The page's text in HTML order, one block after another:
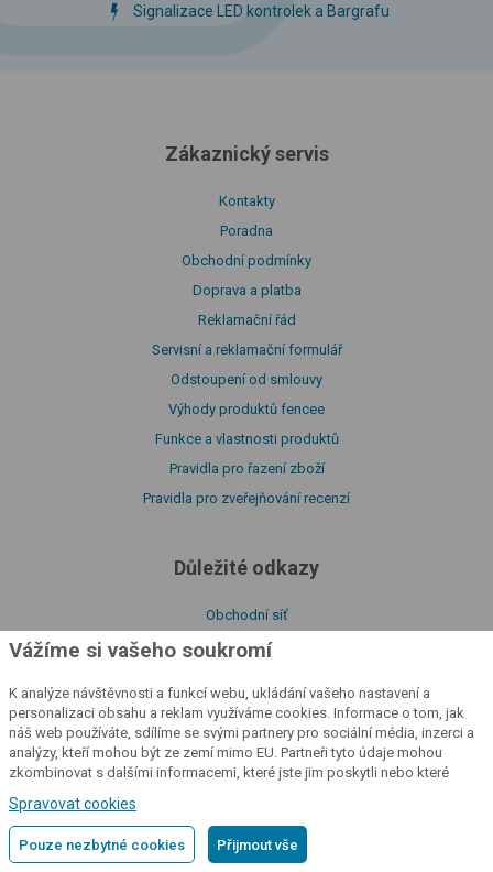
Signalizace LED kontrolek a Bargrafu
Zákaznický servis
Kontakty
Poradna
Obchodní podmínky
Doprava a platba
Reklamační řád
Servisní a reklamační formulář
Odstoupení od smlouvy
Výhody produktů fencee
Funkce a vlastnosti produktů
Pravidla pro řazení zboží
Pravidla pro zveřejňování recenzí
Důležité odkazy
Obchodní síť
Naše certifikáty
Návody
O naší firmě
Prohlášení o shodě
Zásady zpracování souborů cookies
Zásady zpracování osobních údajů
Vážíme si vašeho soukromí
K analýze návštěvnosti a funkcí webu, ukládání vašeho nastavení a
personalizaci obsahu a reklam využíváme cookies. Informace o tom, jak
náš web používáte, sdílíme se svými partnery pro sociální média, inzerci a
analýzy, kteří mohou být ze zemí mimo EU. Partneři tyto údaje mohou
zkombinovat s dalšími informacemi, které jste jim poskytli nebo které
Spravovat cookies
Pouze nezbytné cookies Přijmout vše